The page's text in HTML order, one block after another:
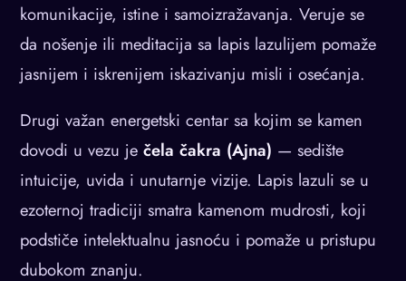
komunikacije, istine i samoizražavanja. Veruje se
da nošenje ili meditacija sa lapis lazulijem pomaže
jasnijem i iskrenijem iskazivanju misli i osećanja.
Drugi važan energetski centar sa kojim se kamen
dovodi u vezu je čela čakra (Ajna) — sedište
intuicije, uvida i unutarnje vizije. Lapis lazuli se u
ezoternoj tradiciji smatra kamenom mudrosti, koji
podstiče intelektualnu jasnoću i pomaže u pristupu
dubokom znanju.